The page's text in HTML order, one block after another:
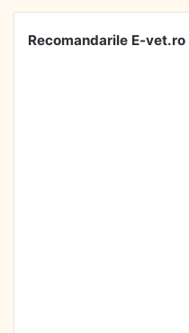
Recomandarile E-vet.ro